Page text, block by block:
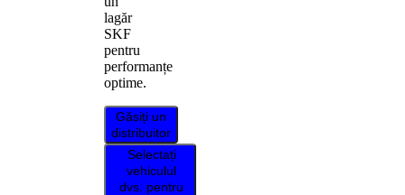
lagăr
SKF
pentru
performanțe
optime.
Găsiți un
distribuitor
Selectați
vehiculul
dvs. pentru